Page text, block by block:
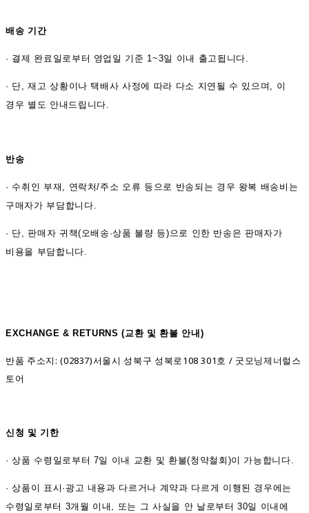
배송 기간
· 결제 완료일로부터 영업일 기준 1~3일 이내 출고됩니다.
· 단, 재고 상황이나 택배사 사정에 따라 다소 지연될 수 있으며, 이
경우 별도 안내드립니다.
반송
· 수취인 부재, 연락처/주소 오류 등으로 반송되는 경우 왕복 배송비는
구매자가 부담합니다.
· 단, 판매자 귀책(오배송·상품 불량 등)으로 인한 반송은 판매자가
비용을 부담합니다.
EXCHANGE & RETURNS (교환 및 환불 안내)
반품 주소지: (02837)서울시 성북구 성북로108 301호 / 굿모닝제너럴스
토어
신청 및 기한
·상품 수령일로부터 7일 이내 교환 및 환불(청약철회)이 가능합니다.
·상품이 표시·광고 내용과 다르거나 계약과 다르게 이행된 경우에는
수령일로부터 3개월 이내, 또는 그 사실을 안 날로부터 30일 이내에